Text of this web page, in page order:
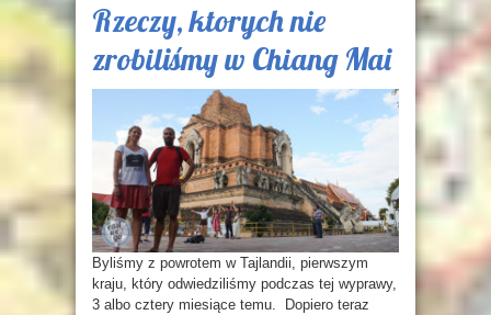
Rzeczy, ktorych nie
zrobiliśmy w Chiang Mai
Byliśmy z powrotem w Tajlandii, pierwszym
kraju, który odwiedziliśmy podczas tej wyprawy,
3 albo cztery miesiące temu. Dopiero teraz